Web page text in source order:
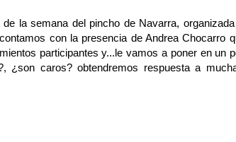
de lasemana del pincho de Navarra,
con la presencia deAndrea Chocarro
participantes y...le vamos a poner en un
caros? obtendremos respuesta a